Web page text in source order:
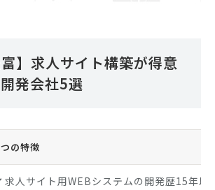
富】求人サイト構築が得意
発会社5選
の特徴
求人サイト用WEBシステムの開発歴15年以